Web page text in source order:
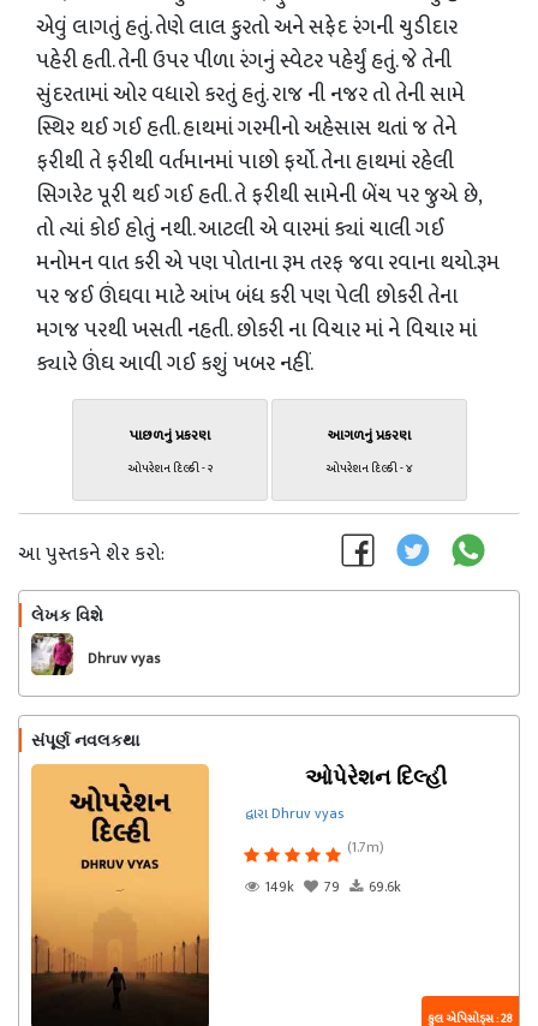
એવું લાગતું હતું. તેણે લાલ કુરતો અને સફેદ રંગની ચુડીદાર
પહેરી હતી. તેની ઉપર પીળા રંગનું સ્વેટર પહેર્યું હતું. જે તેની
સુંદરતામાં ઓર વધારો કરતું હતું. રાજ ની નજર તો તેની સામે
સ્થિર થઈ ગઈ હતી. હાથમાં ગરમીનો અહેસાસ થતાં જ તેને
ફરીથી તે ફરીથી વર્તમાનમાં પાછો ફર્યો. તેના હાથમાં રહેલી
સિગરેટ પૂરી થઈ ગઈ હતી. તે ફરીથી સામેની બેંચ પર જુએ છે,
તો ત્યાં કોઈ હોતું નથી. આટલી એ વારમાં ક્યાં ચાલી ગઈ
મનોમન વાત કરી એ પણ પોતાના રૂમ તરફ જવા રવાના થયો.રૂમ
પર જઈ ઊંઘવા માટે આંખ બંધ કરી પણ પેલી છોકરી તેના
મગજ પરથી ખસતી નહતી. છોકરી ના વિચાર માં ને વિચાર માં
ક્યારે ઊંઘ આવી ગઈ કશું ખબર નહીં.
પાછળનું પ્રકરણ
ઓપરેશન દિલ્હી - ૨
આગળનું પ્રકરણ
ઓપરેશન દિલ્હી - ૪
આ પુસ્તકને શેર કરો:
લેખક વિશે
Dhruv vyas
સંપૂર્ણ નવલકથા
ઓપેરેશન દિલ્હી
દ્વારા Dhruv vyas
(1.7m)
149k
79 69.6k
કુલ એપિસોડ્સ : 28